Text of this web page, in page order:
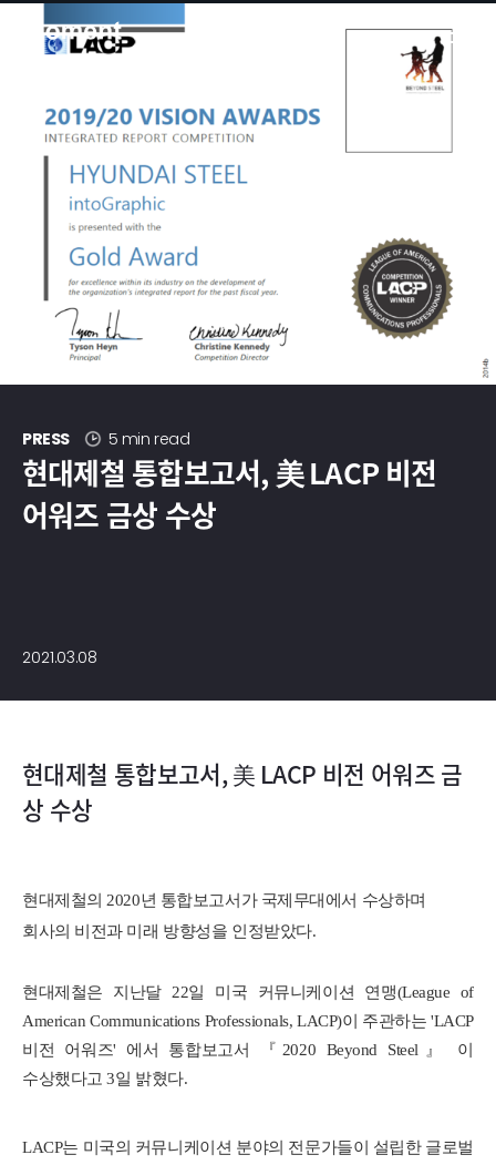
현대제철 미디어룸 - 모먼트
PRESS 5 min read
현대제철 통합보고서, 美 LACP 비전
어워즈 금상 수상
2021.03.08
현대제철 통합보고서, 美 LACP 비전 어워즈 금
상 수상
현대제철의 2020년 통합보고서가 국제무대에서 수상하며
회사의 비전과 미래 방향성을 인정받았다.
현대제철은 지난달 22일 미국 커뮤니케이션 연맹(League of
American Communications Professionals, LACP)이 주관하는 'LACP
비전 어워즈' 에서 통합보고서 『2020 Beyond Steel』 이
수상했다고 3일 밝혔다.
LACP는 미국의 커뮤니케이션 분야의 전문가들이 설립한 글로벌